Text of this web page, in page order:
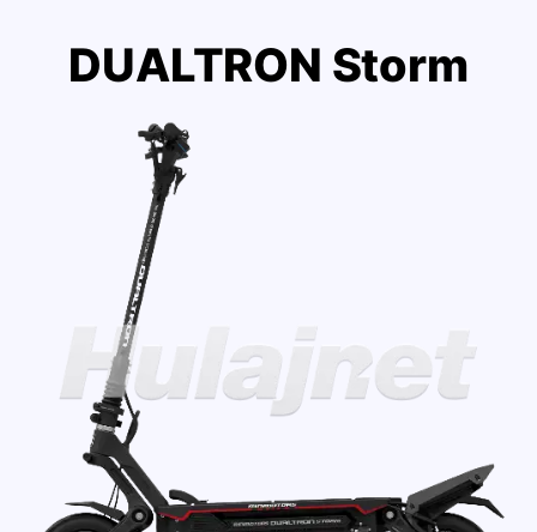
DUALTRON Storm